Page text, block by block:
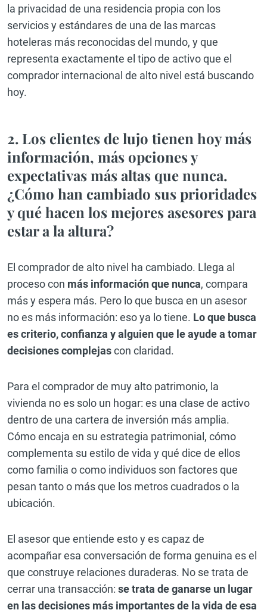
la privacidad de una residencia propia con los
servicios y estándares de una de las marcas
hoteleras más reconocidas del mundo, y que
representa exactamente el tipo de activo que el
comprador internacional de alto nivel está buscando
hoy.
2. Los clientes de lujo tienen hoy más
información, más opciones y
expectativas más altas que nunca.
¿Cómo han cambiado sus prioridades
y qué hacen los mejores asesores para
estar a la altura?
El comprador de alto nivel ha cambiado. Llega al
proceso con más información que nunca, compara
más y espera más. Pero lo que busca en un asesor
no es más información: eso ya lo tiene. Lo que busca
es criterio, confianza y alguien que le ayude a tomar
decisiones complejascon claridad.
Para el comprador de muy alto patrimonio, la
vivienda no es solo un hogar: es una clase de activo
dentro de una cartera de inversión más amplia.
Cómo encaja en su estrategia patrimonial, cómo
complementa su estilo de vida y qué dice de ellos
como familia o como individuos son factores que
pesan tanto o más que los metros cuadrados o la
ubicación.
El asesor que entiende esto y es capaz de
acompañar esa conversación de forma genuina es el
que construye relaciones duraderas. No se trata de
cerrar una transacción: se trata de ganarse un lugar
en las decisiones más importantes de la vida de esa